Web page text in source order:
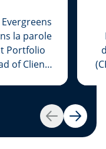
Retour
la parole
Portfolio
of Client
mois
des